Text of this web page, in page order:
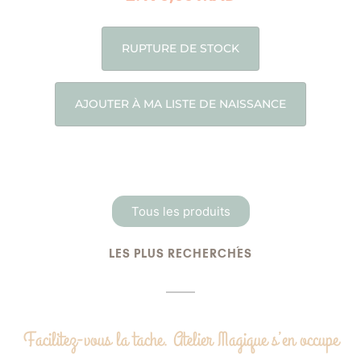
RUPTURE DE STOCK
AJOUTER À MA LISTE DE NAISSANCE
Tous les produits
LES PLUS RECHERCHÉS
Facilitez-vous la tache. Atelier Magique s’en occupe